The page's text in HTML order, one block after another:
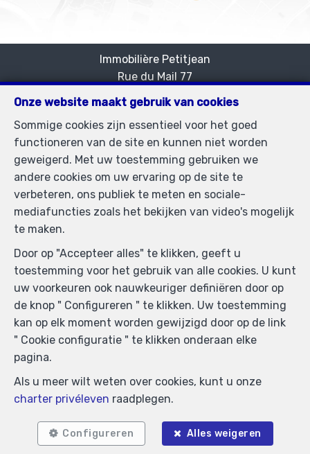
Onze website maakt gebruik van cookies
Sommige cookies zijn essentieel voor het goed
functioneren van de site en kunnen niet worden
geweigerd. Met uw toestemming gebruiken we
andere cookies om uw ervaring op de site te
verbeteren, ons publiek te meten en sociale-
mediafuncties zoals het bekijken van video's mogelijk
te maken.
Door op "Accepteer alles" te klikken, geeft u
toestemming voor het gebruik van alle cookies. U kunt
uw voorkeuren ook nauwkeuriger definiëren door op
de knop " Configureren " te klikken. Uw toestemming
kan op elk moment worden gewijzigd door op de link
" Cookie configuratie " te klikken onderaan elke
pagina.
Als u meer wilt weten over cookies, kunt u onze
charter privéleven raadplegen.
Configureren Alles weigeren
Immobilière Petitjean
—
Rue du Mail 77
TEL.02/537.03.70
—
immopetitjean@gmail.com
BIV-erkende vastgoedmakelaar in België, BIV N°
505438 - Ondernemingsnummer : BTW BE-
0425.723.793- Toezichthoudende Autoriteit :
Beroepinstituut van Vastgoedmakelaars
Luxemburgstraat, 16B - 1000 Brussel (+32 2 505 38 50
BA en borgstelling via NV AXA Belgium, Troonplein 1,
1000 Brussel (polisnr. 730.390.160) Dekking geldt voor
activiteiten die in België worden uitgevoerd
Algemene gebruiksvoorwaarden van de website
Charter privéleven
WEBULOUS.IMMO